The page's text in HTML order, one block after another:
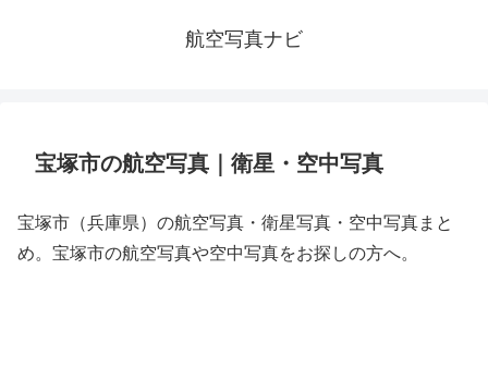
航空写真ナビ
宝塚市の航空写真｜衛星・空中写真
宝塚市（兵庫県）の航空写真・衛星写真・空中写真まと
め。宝塚市の航空写真や空中写真をお探しの方へ。